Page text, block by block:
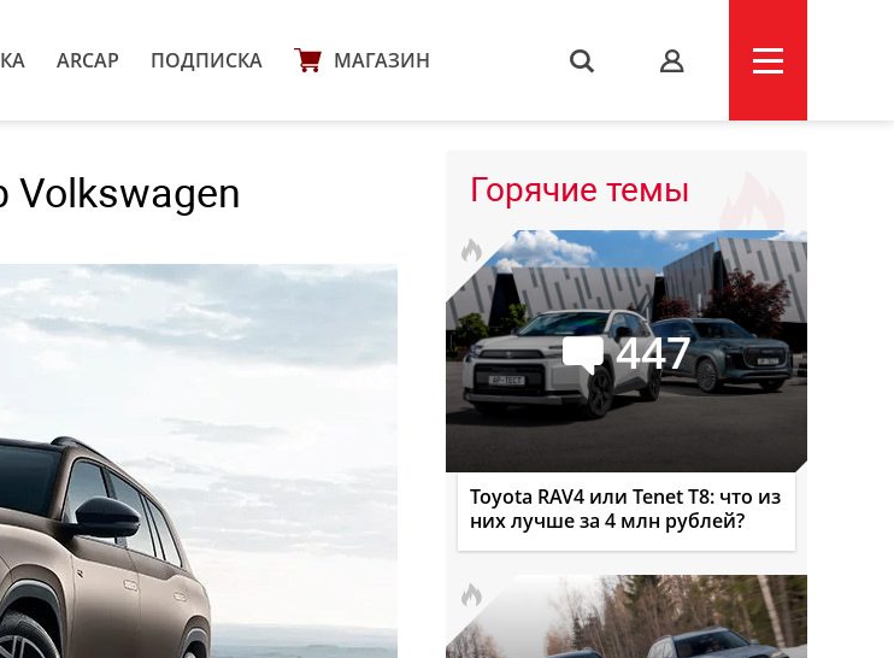
ARCAP ПОДПИСКА МАГАЗИН s
Volkswagen Горячие темы
447
Toyota RAV4 или Tenet T8: что из
них лучше за 4 млн рублей?